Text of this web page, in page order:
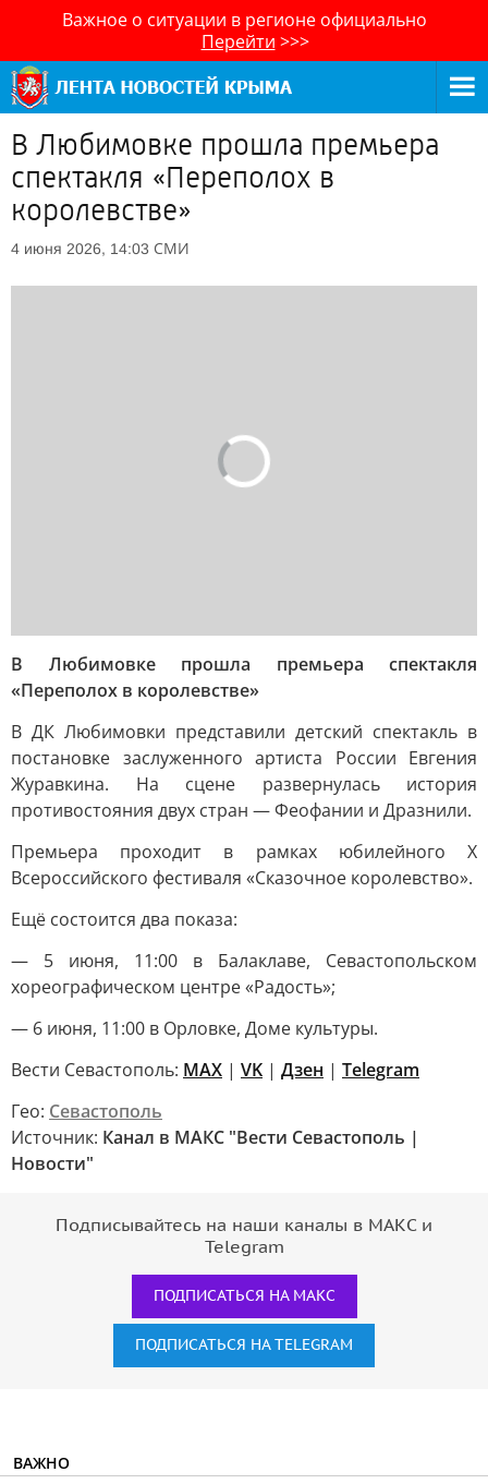
Важное о ситуации в регионе официально
Перейти >>>
В Любимовке прошла премьера
спектакля «Переполох в
королевстве»
4 июня 2026, 14:03 СМИ
В Любимовке прошла премьера спектакля
«Переполох в королевстве»
В ДК Любимовки представили детский спектакль в
постановке заслуженного артиста России Евгения
Журавкина. На сцене развернулась история
противостояния двух стран — Феофании и Дразнили.
Премьера проходит в рамках юбилейного Х
Всероссийского фестиваля «Сказочное королевство».
Ещё состоится два показа:
— 5 июня, 11:00 в Балаклаве, Севастопольском
хореографическом центре «Радость»;
— 6 июня, 11:00 в Орловке, Доме культуры.
Вести Севастополь: MAX | VK | Дзен | Telegram
Гео: Севастополь
Источник: Канал в МАКС "Вести Севастополь |
Новости"
Подписывайтесь на наши каналы в МАКС и
Telegram
ПОДПИСАТЬСЯ НА МАКС
ПОДПИСАТЬСЯ НА TELEGRAM
ВАЖНО